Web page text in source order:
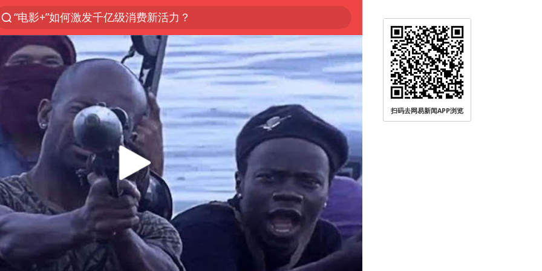
“电影+”如何激发千亿级消费新活力？
全球首个长时储能一体化产业园量产
台风白海豚已进入24小时警戒线
陈垣宇0-3张禹珍 国乒男单全军覆没
四川宜宾市高县4.9级地震致1人死亡
中巨芯：上半年归母净利润1405.77万元
中国女篮70-67险胜尼日利亚女篮
名创优品回应女子吐槽内裤质量差
上海：台风白海豚或将带来龙卷风
出口禁令驱动有色板块大涨
秋天的第一杯奶茶到底有多火
扫码去网易新闻APP浏览